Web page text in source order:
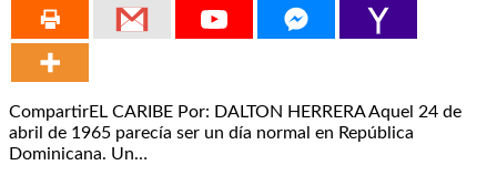
CompartirEL CARIBE Por: DALTON HERRERA Aquel 24 de
abril de 1965 parecía ser un día normal en República
Dominicana. Un…